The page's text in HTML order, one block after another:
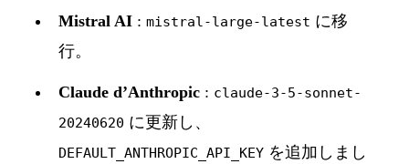
Mistral AI : mistral-large-latest に移
行。
Claude d’Anthropic : claude-3-5-sonnet-
20240620 に更新し、
DEFAULT_ANTHROPIC_API_KEY を追加しまし